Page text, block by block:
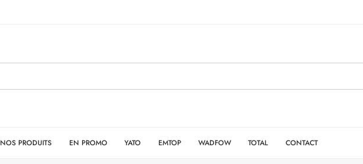
NOS PRODUITS EN PROMO YATO EMTOP WADFOW TOTAL CONTACT